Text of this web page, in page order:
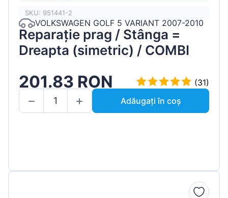
SKU: 951441-2
VOLKSWAGEN GOLF 5 VARIANT 2007-2010
Reparație prag / Stânga =
Dreapta (simetric) / COMBI
201.83 RON
(31)
Adăugați în coș